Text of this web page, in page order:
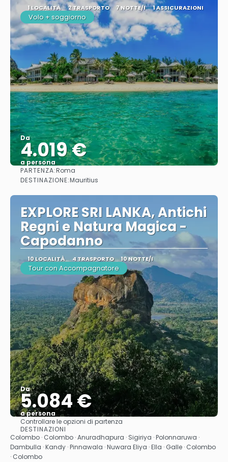
1 LOCALITÀ 2 TRASPORTO 7 NOTTE/I 1 ASSICURAZIONI
Volo + soggiorno
Da
4.019 €
a persona
PARTENZA:Roma
DESTINAZIONE:Mauritius
EXPLORE SRI LANKA, Antichi
Regni e Natura Magica -
Capodanno
10 LOCALITÀ 4 TRASPORTO 10 NOTTE/I
Tour con Accompagnatore
Da
5.084 €
a persona
Vedere
Controllare le opzioni di partenza
DESTINAZIONI
Colombo · Colombo · Anuradhapura · Sigiriya · Polonnaruwa ·
Dambulla · Kandy · Pinnawala · Nuwara Eliya · Ella · Galle · Colombo
· Colombo